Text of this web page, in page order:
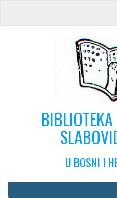
U BOSNI I